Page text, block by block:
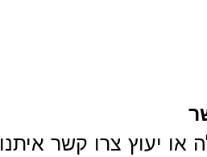
או יעוץ צרו קשר איתנו